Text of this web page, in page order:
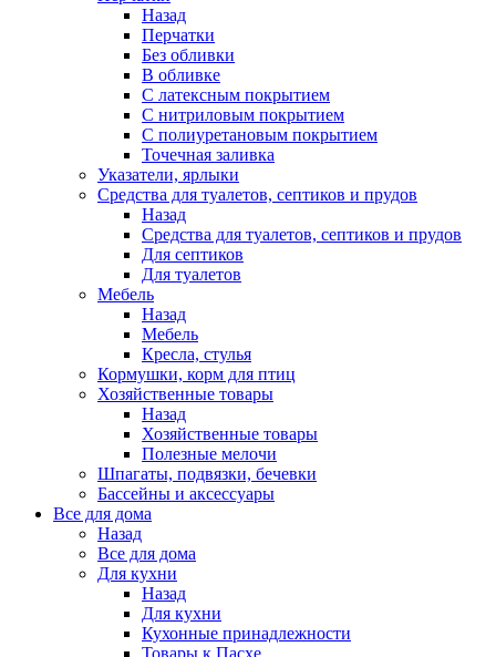
Назад
Перчатки
Без обливки
В обливке
С латексным покрытием
С нитриловым покрытием
С полиуретановым покрытием
Точечная заливка
Указатели, ярлыки
Средства для туалетов, септиков и прудов
Назад
Средства для туалетов, септиков и прудов
Для септиков
Для туалетов
Мебель
Назад
Мебель
Кресла, стулья
Кормушки, корм для птиц
Хозяйственные товары
Назад
Хозяйственные товары
Полезные мелочи
Шпагаты, подвязки, бечевки
Бассейны и аксессуары
Все для дома
Назад
Все для дома
Для кухни
Назад
Для кухни
Кухонные принадлежности
Товары к Пасхе